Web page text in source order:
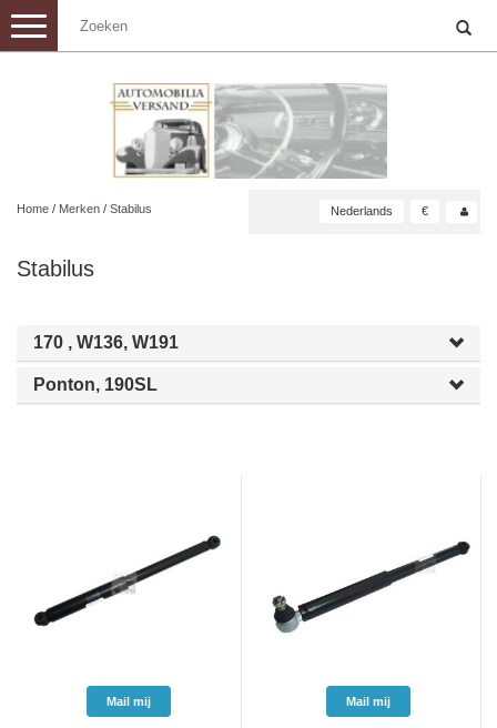
Toggle
navigation
Home / Merken / Stabilus Nederlands €
Stabilus
170 , W136, W191
Ponton, 190SL
Mail mij Mail mij